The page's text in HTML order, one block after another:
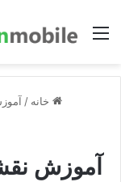
منو
خانه /
آموزش